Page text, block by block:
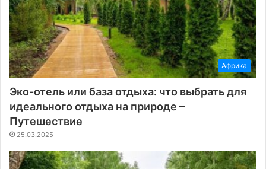
Африка
Эко-отель или база отдыха: что выбрать для
идеального отдыха на природе –
Путешествие
25.03.2025